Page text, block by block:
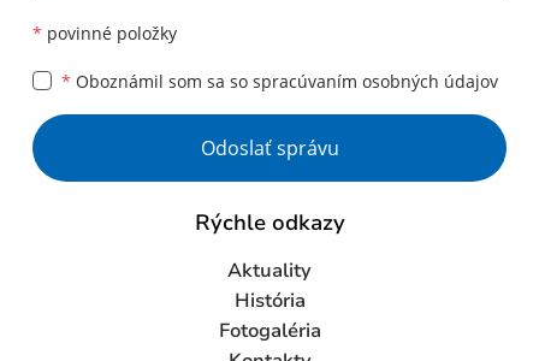
* povinné položky
* Oboznámil som sa so spracúvaním osobných údajov
Google reCaptcha Response
Odoslať správu
Rýchle odkazy
Aktuality
História
Fotogaléria